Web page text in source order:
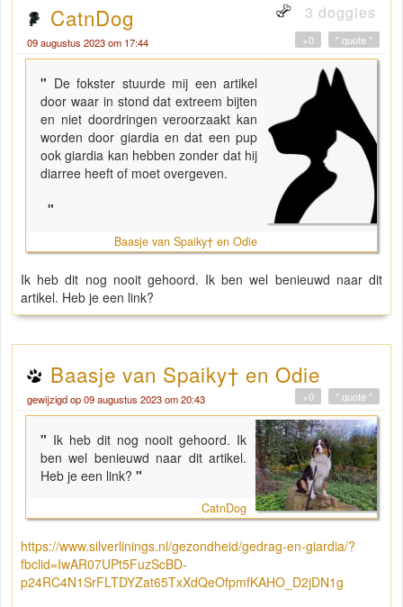
CatnDog 3 doggies
09 augustus 2023 om 17:44 " quote "
+0
" De fokster stuurde mij een artikel
door waar in stond dat extreem bijten
en niet doordringen veroorzaakt kan
worden door giardia en dat een pup
ook giardia kan hebben zonder dat hij
diarree heeft of moet overgeven.
"
Baasje van Spaiky† en Odie
Ik heb dit nog nooit gehoord. Ik ben wel benieuwd naar dit
artikel. Heb je een link?
Baasje van Spaiky† en Odie
gewijzigd op 09 augustus 2023 om 20:43 " quote "
+0
" Ik heb dit nog nooit gehoord. Ik
ben wel benieuwd naar dit artikel.
Heb je een link? "
CatnDog
https://www.silverlinings.nl/gezondheid/gedrag-en-giardia/?
fbclid=IwAR07UPt5FuzScBD-
p24RC4N1SrFLTDYZat65TxXdQeOfpmfKAHO_D2jDN1g